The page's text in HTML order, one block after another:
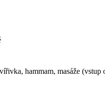
hammam, masáže (vstup